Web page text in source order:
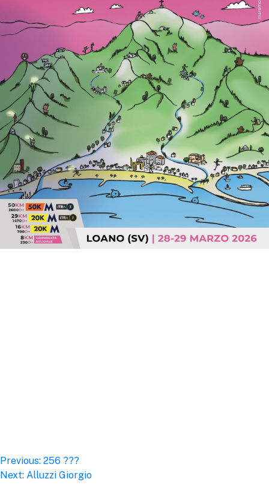
Post
navigation
Previous: 256 ???
Next: Alluzzi Giorgio